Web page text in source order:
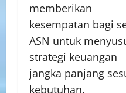
memberikan
kesempatan bagi
ASN untuk
strategi keuangan
jangka panjang
kebutuhan,